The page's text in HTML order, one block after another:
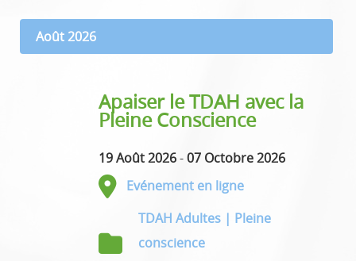
Août 2026
Apaiser le TDAH avec la
Pleine Conscience
19 Août 2026 -07 Octobre 2026
Evénement en ligne
TDAH Adultes | Pleine
conscience